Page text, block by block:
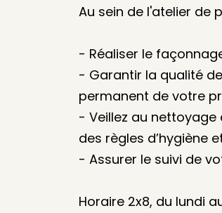
Au sein de l'atelier de
- Réaliser le
- Garantir la qualité
permanent de votre
- Veillez au
des règles d’hygiène
- Assurer le suivi de
Horaire 2x8, du lundi